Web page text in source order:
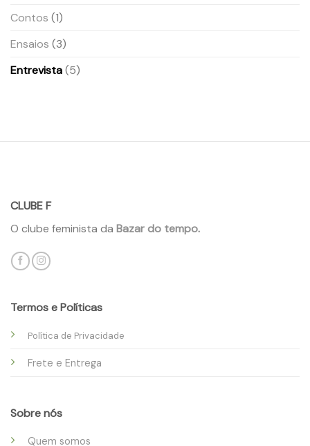
Contos (1)
Ensaios (3)
Entrevista(5)
CLUBE F
O clube feminista da Bazar do tempo.
Termos e Políticas
Política de Privacidade
Frete e Entrega
Sobre nós
Quem somos